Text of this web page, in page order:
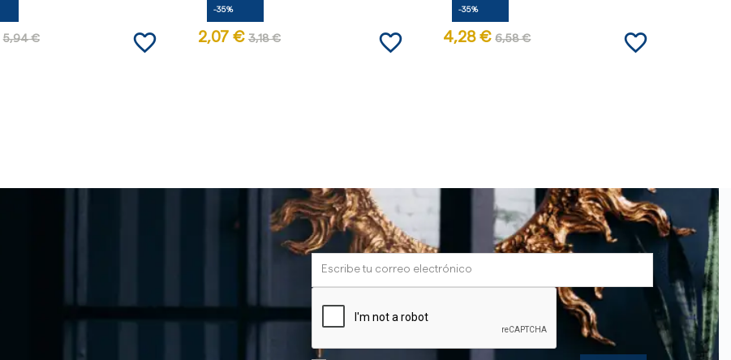
5,94 € favorite_border
-35%
2,07 € 3,18 € favorite_border
-35%
4,28 € 6,58 € favorite_border